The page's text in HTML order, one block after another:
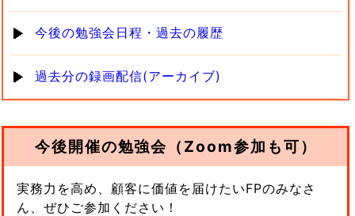
今後の勉強会日程・過去の履歴
過去分の録画配信(アーカイブ)
今後開催の勉強会（Zoom参加も可）
実務力を高め、顧客に価値を届けたいFPのみなさ
ん、ぜひご参加ください！